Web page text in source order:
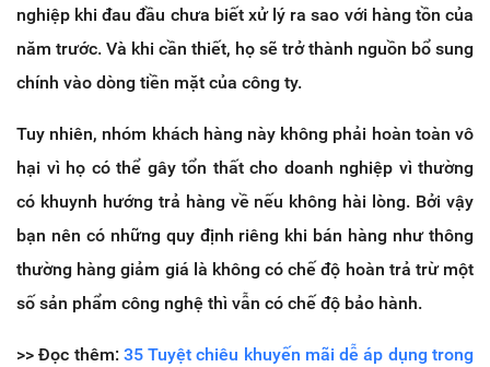
nghiệp khi đau đầu chưa biết xử lý ra sao với hàng tồn của
năm trước. Và khi cần thiết, họ sẽ trở thành nguồn bổ sung
chính vào dòng tiền mặt của công ty.
Tuy nhiên, nhóm khách hàng này không phải hoàn toàn vô
hại vì họ có thể gây tổn thất cho doanh nghiệp vì thường
có khuynh hướng trả hàng về nếu không hài lòng. Bởi vậy
bạn nên có những quy định riêng khi bán hàng như thông
thường hàng giảm giá là không có chế độ hoàn trả trừ một
số sản phẩm công nghệ thì vẫn có chế độ bảo hành.
>> Đọc thêm: 35 Tuyệt chiêu khuyến mãi dễ áp dụng trong